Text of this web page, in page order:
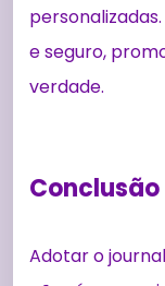
e seguro,
verdade.
Conclusão
Adotar o